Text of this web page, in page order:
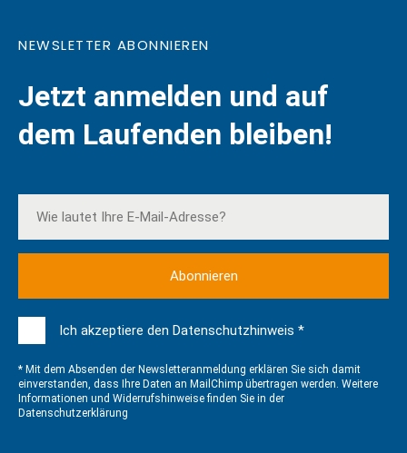
NEWSLETTER ABONNIEREN
Jetzt anmelden und auf
dem Laufenden bleiben!
Ich akzeptiere den Datenschutzhinweis *
* Mit dem Absenden der Newsletteranmeldung erklären Sie sich damit
einverstanden, dass Ihre Daten an MailChimp übertragen werden. Weitere
Informationen und Widerrufshinweise finden Sie in der
Datenschutzerklärung